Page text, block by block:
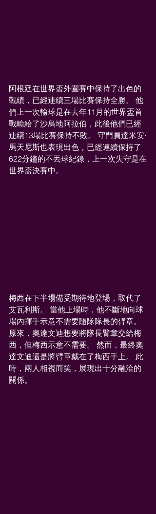
阿根廷在世界盃外圍賽中保持了出色的
戰績，已經連續三場比賽保持全勝。 他
們上一次輸球是在去年11月的世界盃首
戰輸給了沙烏地阿拉伯，此後他們已經
連續13場比賽保持不敗。 守門員達米安·
馬天尼斯也表現出色，已經連續保持了
622分鐘的不丟球紀錄，上一次失守是在
世界盃決賽中。
梅西在下半場備受期待地登場，取代了
艾瓦利斯。 當他上場時，他不斷地向球
場內揮手示意不需要隨隊隊長的臂章。
原來，奧達文迪想要將隊長臂章交給梅
西，但梅西示意不需要。 然而，最終奧
達文迪還是將臂章戴在了梅西手上。 此
時，兩人相視而笑，展現出十分融洽的
關係。